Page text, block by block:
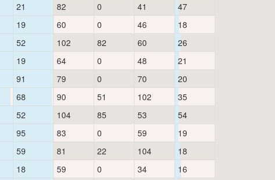
21 82 0 41
47
19 60 0 46
18
52 102 82 60
26
19 64 0 48
21
91 79 0 70
20
68 90 51 102
35
52 104 85 53
54
95 83 0 59
19
59 81 22 104
18
18 59 0 34
16